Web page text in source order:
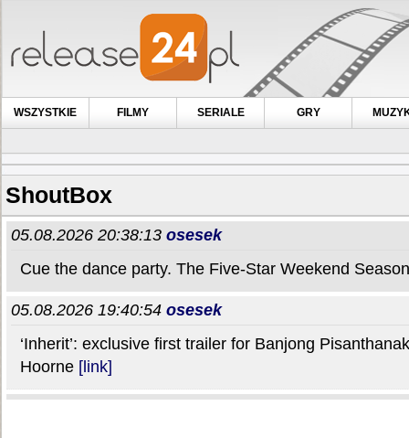
WSZYSTKIE FILMY SERIALE GRY
ShoutBox